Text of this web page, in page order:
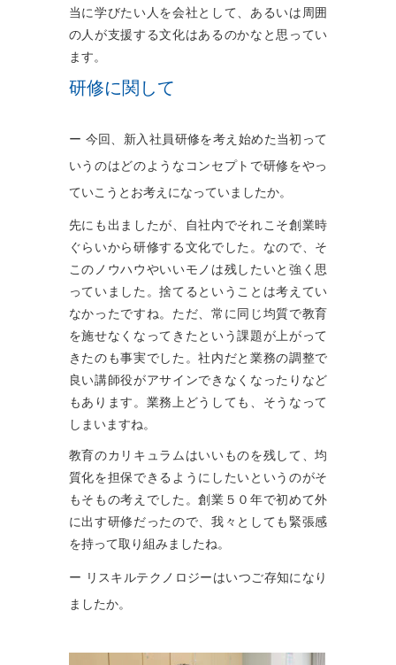
当に学びたい人を会社として、あるいは周囲
の人が支援する文化はあるのかなと思ってい
ます。
研修に関して
ー 今回、新入社員研修を考え始めた当初って
いうのはどのようなコンセプトで研修をやっ
ていこうとお考えになっていましたか。
先にも出ましたが、自社内でそれこそ創業時
ぐらいから研修する文化でした。なので、そ
このノウハウやいいモノは残したいと強く思
っていました。捨てるということは考えてい
なかったですね。ただ、常に同じ均質で教育
を施せなくなってきたという課題が上がって
きたのも事実でした。社内だと業務の調整で
良い講師役がアサインできなくなったりなど
もあります。業務上どうしても、そうなって
しまいますね。
教育のカリキュラムはいいものを残して、均
質化を担保できるようにしたいというのがそ
もそもの考えでした。創業５０年で初めて外
に出す研修だったので、我々としても緊張感
を持って取り組みましたね。
ー リスキルテクノロジーはいつご存知になり
ましたか。